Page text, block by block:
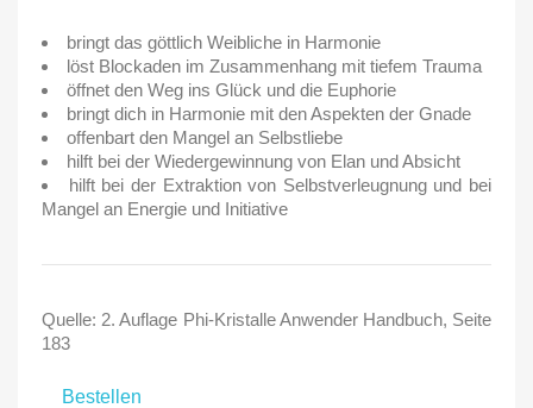
bringt das göttlich Weibliche in Harmonie
löst Blockaden im Zusammenhang mit tiefem Trauma
öffnet den Weg ins Glück und die Euphorie
bringt dich in Harmonie mit den Aspekten der Gnade
offenbart den Mangel an Selbstliebe
hilft bei der Wiedergewinnung von Elan und Absicht
hilft bei der Extraktion von Selbstverleugnung und bei
Mangel an Energie und Initiative
Quelle: 2. Auflage Phi-Kristalle Anwender Handbuch, Seite
183
Bestellen